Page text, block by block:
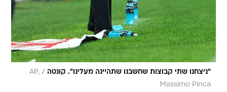
"ניצחנו שתי קבוצות שחשבנו שתהיינה מעלינו". קונטה /
AP,
Massimo Pinca